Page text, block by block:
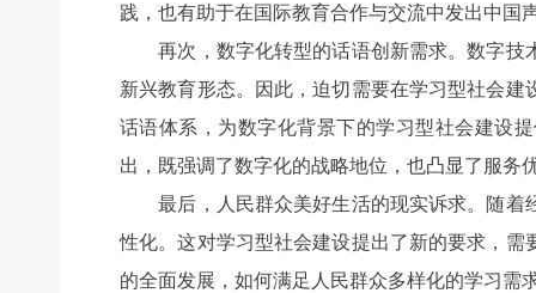
践，也有助于在国际教育合作与交流中发出中国
再次，数字化转型的话语创新需求。数字技
新兴教育形态。因此，迫切需要在学习型社会
话语体系，为数字化背景下的学习型社会建设
出，既强调了数字化的战略地位，也凸显了服务
最后，人民群众美好生活的现实诉求。随着
性化。这对学习型社会建设提出了新的要求，
的全面发展，如何满足人民群众多样化的学习需